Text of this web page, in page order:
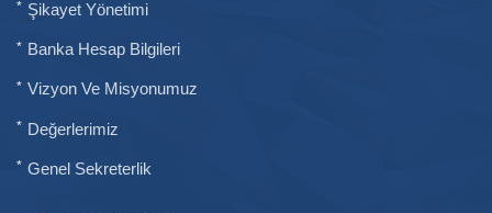
Şikayet Yönetimi
Banka Hesap Bilgileri
Vizyon Ve Misyonumuz
Değerlerimiz
Genel Sekreterlik